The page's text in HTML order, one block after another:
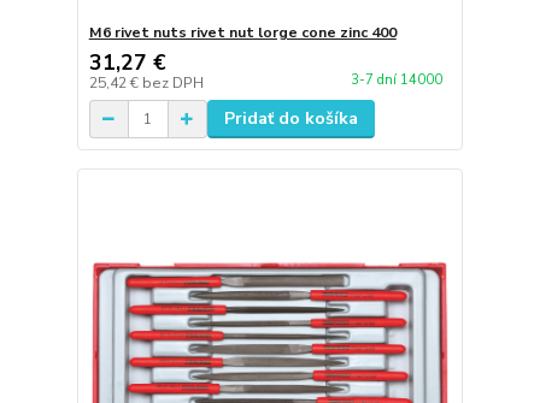
M6 rivet nuts rivet nut lorge cone zinc 400
31,27 €
25,42 € bez DPH 3-7 dní 14000
Pridať do košíka